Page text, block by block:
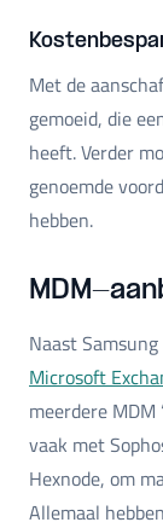
Met de
gemoeid, die
heeft. Verder
genoemde
hebben.
MDM-
Naast
Microsoft
meerdere MDM
vaak met
Hexnode, om
Allemaal